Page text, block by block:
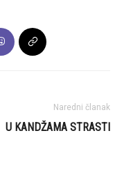
Naredni članak
U KANDŽAMA STRASTI